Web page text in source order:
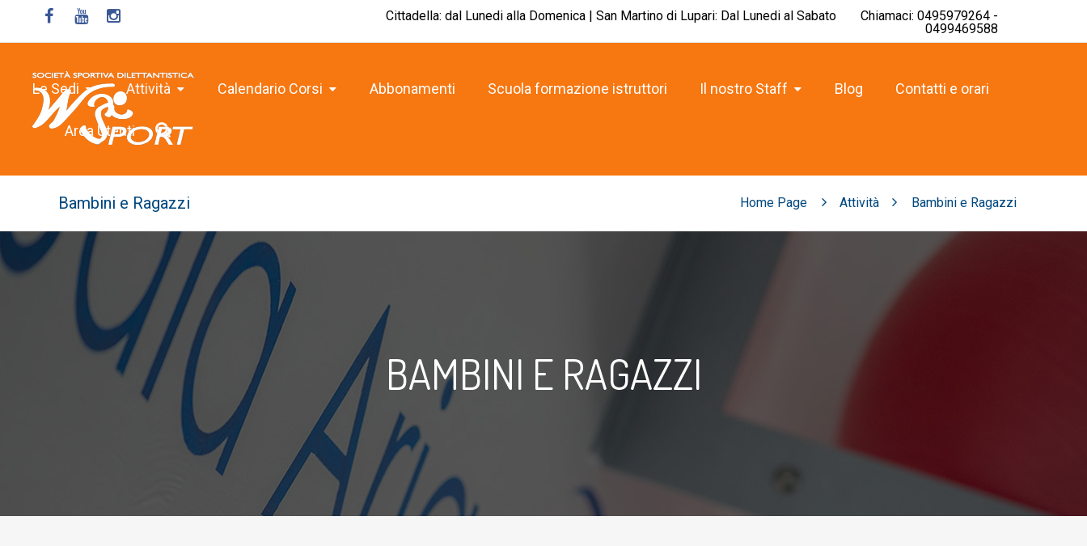
Cittadella: dal Lunedi alla Domenica | San Martino di Lupari: Dal Lunedi al Sabato
Chiamaci: 0495979264 -
0499469588
Le Sedi Attività Calendario Corsi Abbonamenti Scuola formazione istruttori Il nostro Staff Blog Contatti e orari
Area Utenti
Bambini e Ragazzi Home Page Attività Bambini e Ragazzi
BAMBINI E RAGAZZI